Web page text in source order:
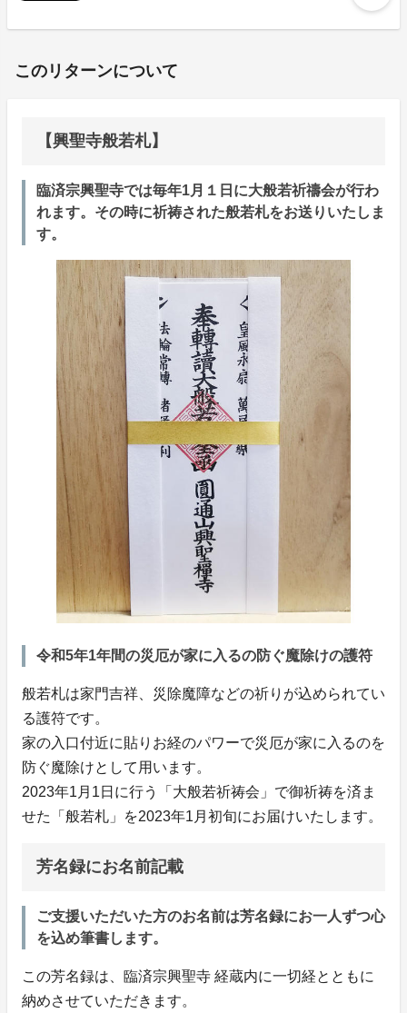
このリターンについて
【興聖寺般若札】
臨済宗興聖寺では毎年1月１日に大般若祈禱会が行わ
れます。その時に祈祷された般若札をお送りいたしま
す。
令和5年1年間の災厄が家に入るの防ぐ魔除けの護符
般若札は家門吉祥、災除魔障などの祈りが込められてい
る護符です。
家の入口付近に貼りお経のパワーで災厄が家に入るのを
防ぐ魔除けとして用います。
2023年1月1日に行う「大般若祈祷会」で御祈祷を済ま
せた「般若札」を2023年1月初旬にお届けいたします。
芳名録にお名前記載
ご支援いただいた方のお名前は芳名録にお一人ずつ心
を込め筆書します。
この芳名録は、臨済宗興聖寺 経蔵内に一切経とともに
納めさせていただきます。